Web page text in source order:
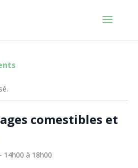
comestibles et
14h00 à 18h00